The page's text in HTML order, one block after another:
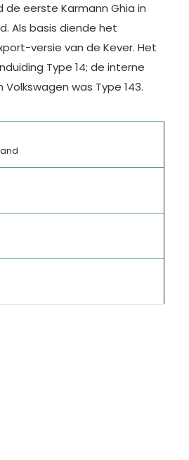
de eerste Karmann Ghia in
Als basis diende het
versie van de Kever. Het
Type 14; de interne
was Type 143.